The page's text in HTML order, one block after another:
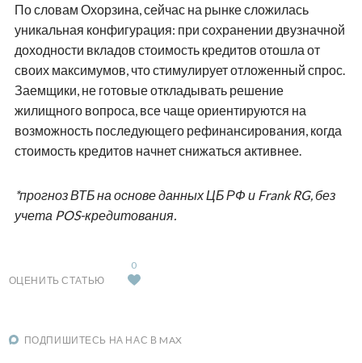
По словам Охорзина, сейчас на рынке сложилась
уникальная конфигурация: при сохранении двузначной
доходности вкладов стоимость кредитов отошла от
своих максимумов, что стимулирует отложенный спрос.
Заемщики, не готовые откладывать решение
жилищного вопроса, все чаще ориентируются на
возможность последующего рефинансирования, когда
стоимость кредитов начнет снижаться активнее.
*прогноз ВТБ на основе данных ЦБ РФ и Frank RG, без
учета POS-кредитования.
ОЦЕНИТЬ СТАТЬЮ
0
ПОДПИШИТЕСЬ НА НАС В MAX